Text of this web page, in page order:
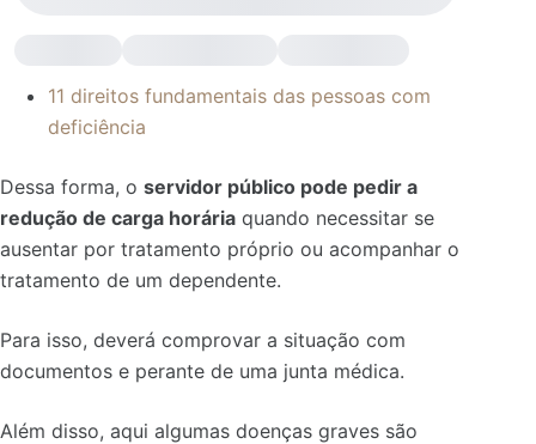
11 direitos fundamentais das pessoas com
deficiência
Dessa forma, o servidor público pode pedir a
redução de carga horária quando necessitar se
ausentar por tratamento próprio ou acompanhar o
tratamento de um dependente.
Para isso, deverá comprovar a situação com
documentos e perante de uma junta médica.
Além disso, aqui algumas doenças graves são